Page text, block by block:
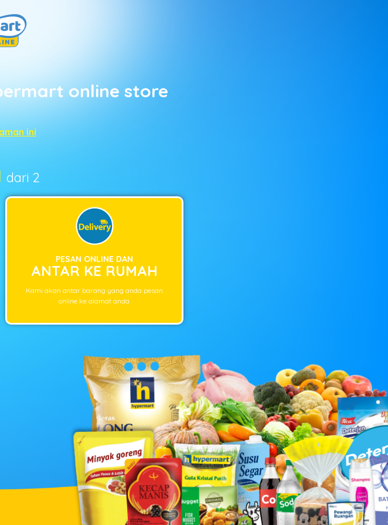
online store
ini
dari 2
PESAN ONLINE DAN
ANTAR KE RUMAH
Kami akan antar barang yang anda pesan
online ke alamat anda.